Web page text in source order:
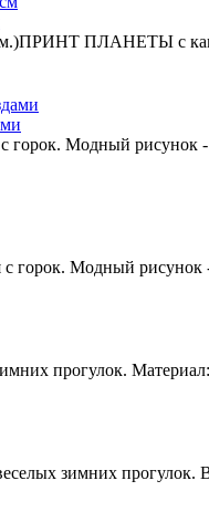
ПЛАНЕТЫ с
Модный рисунок -
Модный рисунок
прогулок.
зимних прогулок.